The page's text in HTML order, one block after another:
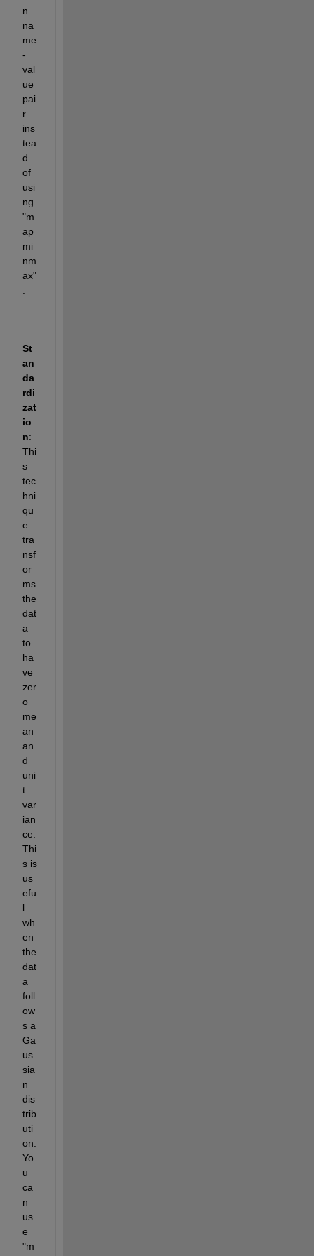
n
na
me
-
val
ue
pai
r
ins
tea
d
of
usi
ng
"m
ap
mi
nm
ax"
St
an
da
rdi
zat
io
n:
Thi
s
tec
hni
qu
e
tra
nsf
or
ms
the
dat
a
to
ha
ve
zer
o
me
an
an
d
uni
t
var
ian
ce.
Thi
s is
us
efu
l
wh
en
the
dat
a
foll
ow
s a
Ga
us
sia
n
dis
trib
uti
on.
Yo
u
ca
n
us
e
"m